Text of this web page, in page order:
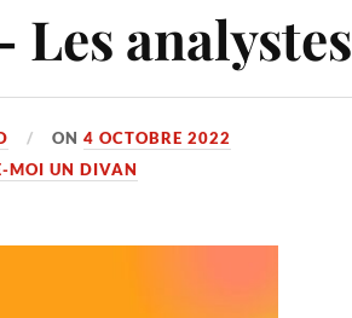
Les analystes
ON4 OCTOBRE 2022
MOI UN DIVAN